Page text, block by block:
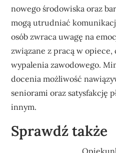
nowego środowiska oraz
mogą utrudniać
osób zwraca uwagę na
związane z pracą w
wypalenia zawodowego.
docenia możliwość
seniorami oraz satysfakcję
innym.
Sprawdź także